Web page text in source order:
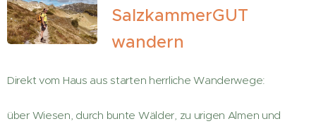
SalzkammerGUT
wandern
Direkt vom Haus aus starten herrliche Wanderwege:
über Wiesen, durch bunte Wälder, zu urigen Almen und